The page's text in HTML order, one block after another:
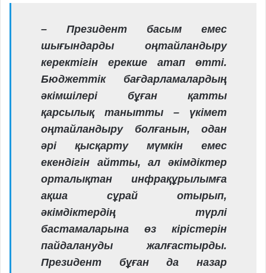
– Президент басым емес
шығындарды оңтайландыру
керектігін ерекше атап өтті.
Бюджеттік бағдарламалардың
әкімшілері бұған қатты
қарсылық танытты – үкімет
оңтайландыру болғанын, одан
әрі қысқарту мүмкін емес
екендігін айтты, ал әкімдіктер
орталықтан инфрақұрылымға
ақша сұрай отырып,
әкімдіктердің түрлі
бастамаларына өз кірістерін
пайдалануды жалғастырды.
Президент бұған да назар